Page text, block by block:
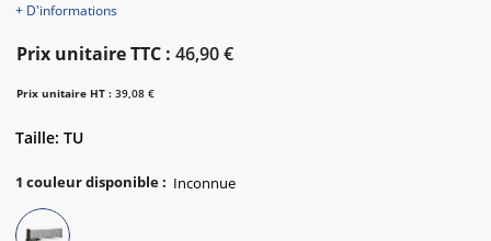
+ D'informations
Prix unitaire TTC : 46,90 €
Prix unitaire HT : 39,08 €
Taille: TU
1 couleur disponible: